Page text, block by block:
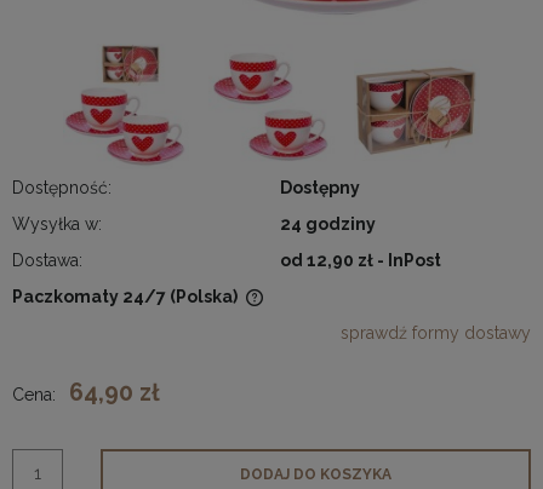
Dostępność:
Dostępny
Wysyłka w:
24 godziny
Dostawa:
od 12,90 zł - InPost
Paczkomaty 24/7 (Polska)
sprawdź formy dostawy
Cena: 64,90 zł
DODAJ DO KOSZYKA